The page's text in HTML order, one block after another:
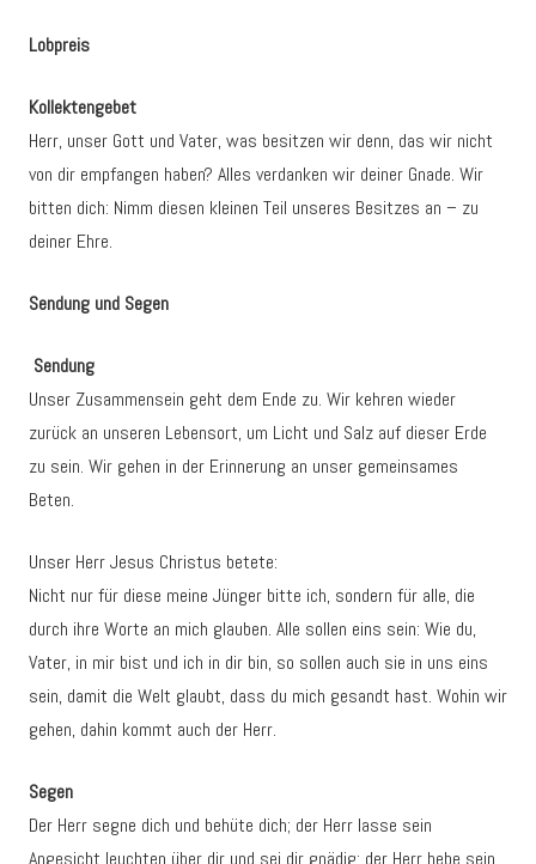
Lobpreis
Kollektengebet
Herr, unser Gott und Vater, was besitzen wir denn, das wir nicht
von dir empfangen haben? Alles verdanken wir deiner Gnade. Wir
bitten dich: Nimm diesen kleinen Teil unseres Besitzes an – zu
deiner Ehre.
Sendung und Segen
Sendung
Unser Zusammensein geht dem Ende zu. Wir kehren wieder
zurück an unseren Lebensort, um Licht und Salz auf dieser Erde
zu sein. Wir gehen in der Erinnerung an unser gemeinsames
Beten.
Unser Herr Jesus Christus betete:
Nicht nur für diese meine Jünger bitte ich, sondern für alle, die
durch ihre Worte an mich glauben. Alle sollen eins sein: Wie du,
Vater, in mir bist und ich in dir bin, so sollen auch sie in uns eins
sein, damit die Welt glaubt, dass du mich gesandt hast. Wohin wir
gehen, dahin kommt auch der Herr.
Segen
Der Herr segne dich und behüte dich; der Herr lasse sein
Angesicht leuchten über dir und sei dir gnädig; der Herr hebe sein